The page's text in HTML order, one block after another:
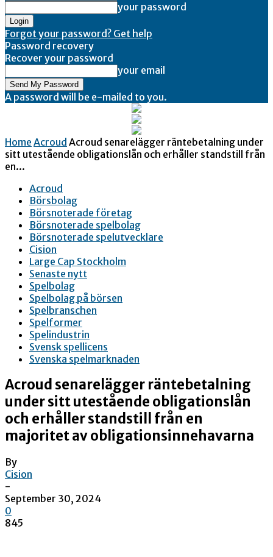
your password
Forgot your password? Get help
Password recovery
Recover your password
your email
A password will be e-mailed to you.
Home Acroud Acroud senarelägger räntebetalning under
sitt utestående obligationslån och erhåller standstill från
en...
Acroud
Börsbolag
Börsnoterade företag
Börsnoterade spelbolag
Börsnoterade spelutvecklare
Cision
Large Cap Stockholm
Senaste nytt
Spelbolag
Spelbolag på börsen
Spelbranschen
Spelformer
Spelindustrin
Svensk spellicens
Svenska spelmarknaden
Acroud senarelägger räntebetalning
under sitt utestående obligationslån
och erhåller standstill från en
majoritet av obligationsinnehavarna
By
Cision
-
September 30, 2024
0
845